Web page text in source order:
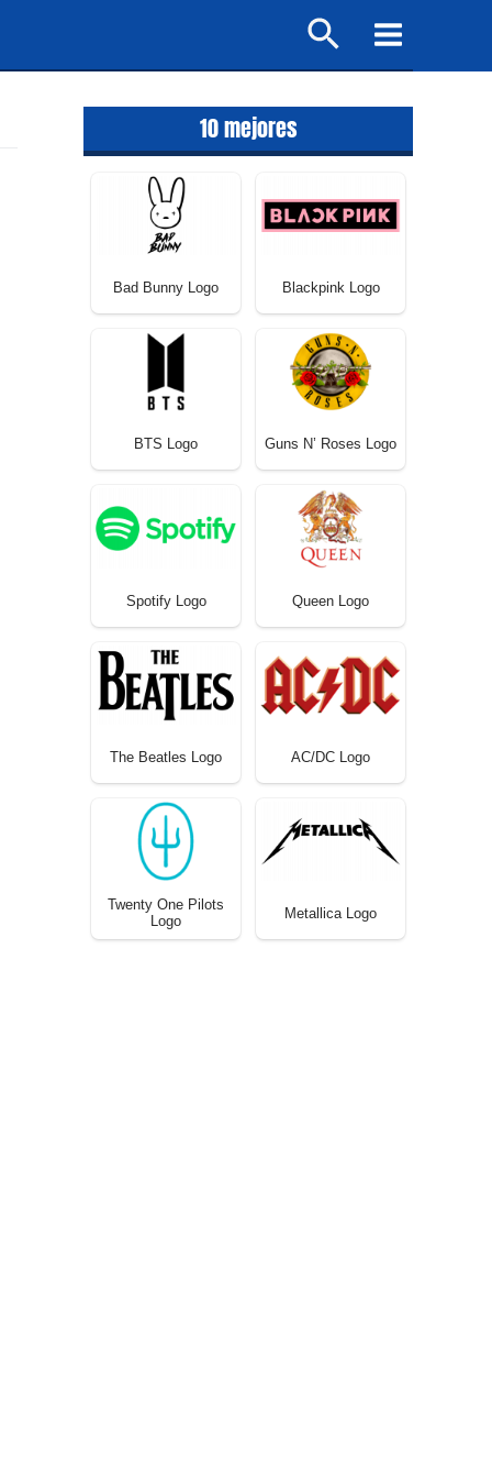
Buscar
Main
Menu
10 mejores
Bad Bunny Logo Blackpink Logo
BTS Logo Guns N’ Roses Logo
Spotify Logo Queen Logo
The Beatles Logo AC/DC Logo
Twenty One Pilots
Logo
Metallica Logo